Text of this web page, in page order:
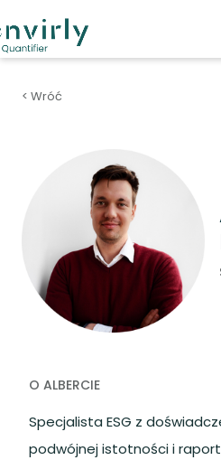
< Wróć
O ALBERCIE
Specjalista ESG z
podwójnej istotności i